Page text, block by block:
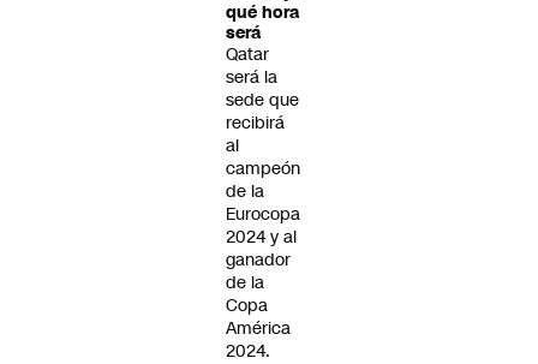
qué hora
será
Qatar
será la
sede que
recibirá
al
campeón
de la
Eurocopa
2024 y al
ganador
de la
Copa
América
2024.